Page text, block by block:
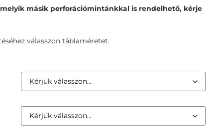
másik perforációmintánkkal is rendelhető, kérje
válasszon táblaméretet.